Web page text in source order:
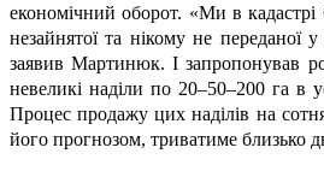
економічний оборот. «Ми в
незайнятої та нікому не переданої
заявив Мартинюк. І запропонував
невеликі наділи по 20–50–200 га в
Процес продажу цих наділів на
його прогнозом, триватиме близько